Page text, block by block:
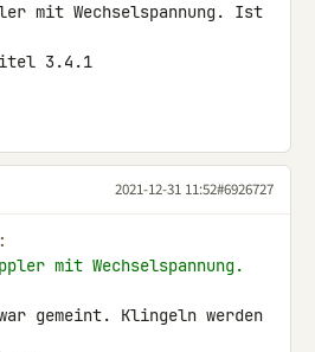
mit Wechselspannung. Ist
3.4.1
2021-12-31 11:52#6926727
mit Wechselspannung.
gemeint. Klingeln werden